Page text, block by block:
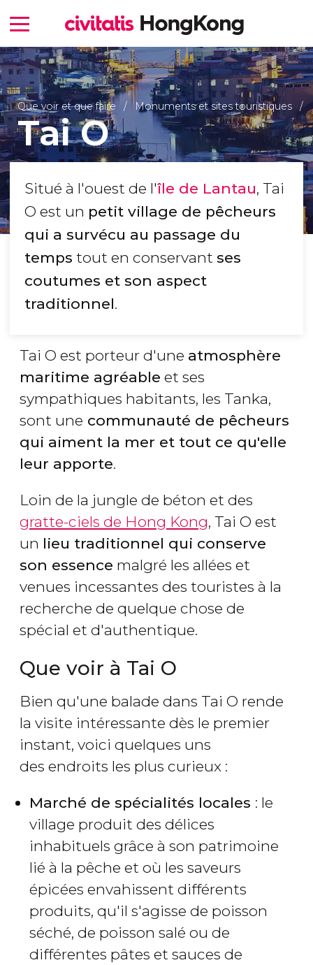
Que voir et que faire Monuments et sites touristiques
Tai O
Situé à l'ouest de l'île de Lantau, Tai
O est un petit village de pêcheurs
qui a survécu au passage du
temps tout en conservant ses
coutumes et son aspect
traditionnel.
Tai O est porteur d'une atmosphère
maritime agréable et ses
sympathiques habitants, les Tanka,
sont une communauté de pêcheurs
qui aiment la mer et tout ce qu'elle
leur apporte.
Loin de la jungle de béton et des
gratte-ciels de Hong Kong, Tai O est
un lieu traditionnel qui conserve
son essence malgré les allées et
venues incessantes des touristes à la
recherche de quelque chose de
spécial et d'authentique.
Que voir à Tai O
Bien qu'une balade dans Tai O rende
la visite intéressante dès le premier
instant, voici quelques uns
des endroits les plus curieux :
Marché de spécialités locales : le
village produit des délices
inhabituels grâce à son patrimoine
lié à la pêche et où les saveurs
épicées envahissent différents
produits, qu'il s'agisse de poisson
séché, de poisson salé ou de
différentes pâtes et sauces de